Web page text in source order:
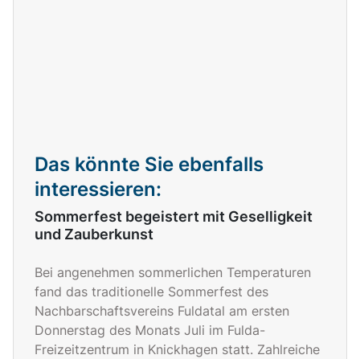
Das könnte Sie ebenfalls
interessieren:
Sommerfest begeistert mit Geselligkeit
und Zauberkunst
Bei angenehmen sommerlichen Temperaturen
fand das traditionelle Sommerfest des
Nachbarschaftsvereins Fuldatal am ersten
Donnerstag des Monats Juli im Fulda-
Freizeitzentrum in Knickhagen statt. Zahlreiche